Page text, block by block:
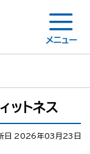
メニュー
ットネス
日 2026年03月23日